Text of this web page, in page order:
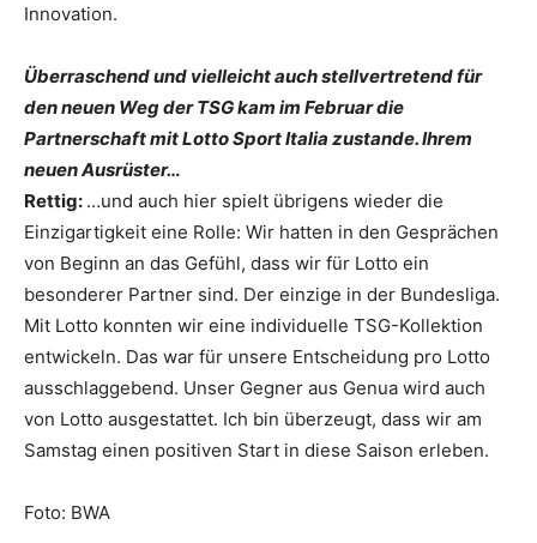
Innovation.
Überraschend und vielleicht auch stellvertretend für
den neuen Weg der TSG kam im Februar die
Partnerschaft mit Lotto Sport Italia zustande. Ihrem
neuen Ausrüster…
Rettig: …und auch hier spielt übrigens wieder die
Einzigartigkeit eine Rolle: Wir hatten in den Gesprächen
von Beginn an das Gefühl, dass wir für Lotto ein
besonderer Partner sind. Der einzige in der Bundesliga.
Mit Lotto konnten wir eine individuelle TSG-Kollektion
entwickeln. Das war für unsere Entscheidung pro Lotto
ausschlaggebend. Unser Gegner aus Genua wird auch
von Lotto ausgestattet. Ich bin überzeugt, dass wir am
Samstag einen positiven Start in diese Saison erleben.
Foto: BWA